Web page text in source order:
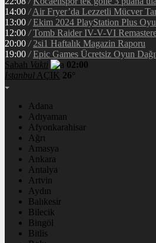
14:00 / Air Fryer’da Lezzetli Mücver
13:00 / Ekim 2024 PlayStation Plus
12:00 / Tomb Raider IV-V-VI
20:00 / 2si1 Haftalık Magazin Raporu
19:00 / Epic Games Ücretsiz Oyun
Sabah Vakti
02:00
İstanbul AÇIK 26°
Adana
Adıyaman
Afyonkarahisar
Ağrı
Amasya
Ankara
Antalya
Artvin
Aydın
Balıkesir
Bilecik
Bingöl
Bitlis